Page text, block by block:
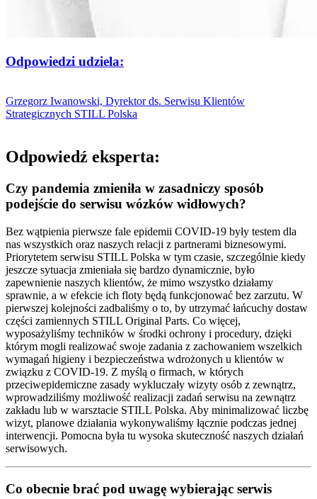
Odpowiedzi udziela:
Grzegorz Iwanowski, Dyrektor ds. Serwisu Klientów
Strategicznych STILL Polska
Odpowiedź eksperta:
Czy pandemia zmieniła w zasadniczy sposób
podejście do serwisu wózków widłowych?
Bez wątpienia pierwsze fale epidemii COVID-19 były testem dla
nas wszystkich oraz naszych relacji z partnerami biznesowymi.
Priorytetem serwisu STILL Polska w tym czasie, szczególnie kiedy
jeszcze sytuacja zmieniała się bardzo dynamicznie, było
zapewnienie naszych klientów, że mimo wszystko działamy
sprawnie, a w efekcie ich floty będą funkcjonować bez zarzutu. W
pierwszej kolejności zadbaliśmy o to, by utrzymać łańcuchy dostaw
części zamiennych STILL Original Parts. Co więcej,
wyposażyliśmy techników w środki ochrony i procedury, dzięki
którym mogli realizować swoje zadania z zachowaniem wszelkich
wymagań higieny i bezpieczeństwa wdrożonych u klientów w
związku z COVID-19. Z myślą o firmach, w których
przeciwepidemiczne zasady wykluczały wizyty osób z zewnątrz,
wprowadziliśmy możliwość realizacji zadań serwisu na zewnątrz
zakładu lub w warsztacie STILL Polska. Aby minimalizować liczbę
wizyt, planowe działania wykonywaliśmy łącznie podczas jednej
interwencji. Pomocna była tu wysoka skuteczność naszych działań
serwisowych.
Co obecnie brać pod uwagę wybierając serwis